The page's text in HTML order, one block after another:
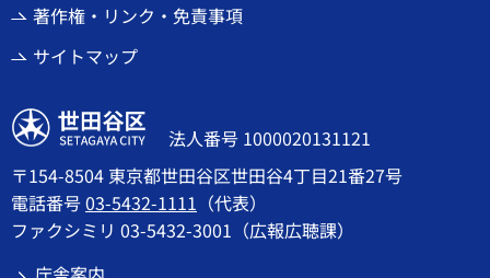
著作権・リンク・免責事項
サイトマップ
世田谷区
法人番号 1000020131121
〒154-8504 東京都世田谷区世田谷4丁目21番27号
電話番号03-5432-1111 （代表）
ファクシミリ 03-5432-3001（広報広聴課）